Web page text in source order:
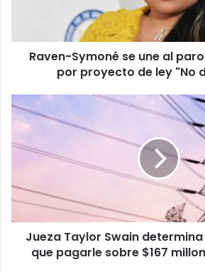
por
proyecto
digas
gay"
Raven-Symoné se une al
por proyecto de ley "No
Jueza
Taylor
Swain
determina
tendrá
que
pagarle
sobreJueza Taylor Swain determina
que pagarle sobre $167